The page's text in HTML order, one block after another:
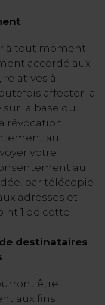
à tout moment
accordé aux
relatives à
affecter la
la base du
révocation.
au
votre
au
par télécopie
adresses et
1 de cette
destinataires
être
aux fins